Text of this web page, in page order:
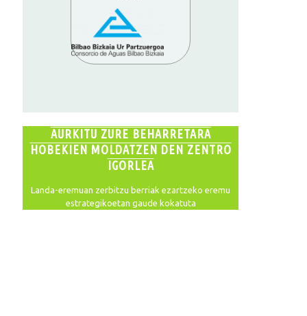
AURKITU ZURE BEHARRETARA
HOBEKIEN MOLDATZEN DEN ZENTRO
IGORLEA
Landa-eremuan zerbitzu berriak ezartzeko eremu
estrategikoetan gaude kokatuta